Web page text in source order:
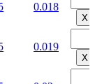
0.018
Х
0.019
Х